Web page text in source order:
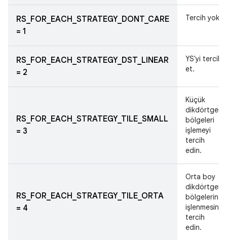
RS_FOR_EACH_STRATEGY_DONT_CARE
= 1
Tercih yok.
RS_FOR_EACH_STRATEGY_DST_LINEAR
= 2
YS'yi tercih
et.
RS_FOR_EACH_STRATEGY_TILE_SMALL
= 3
Küçük
dikdörtgen
bölgeleri
işlemeyi
tercih
edin.
RS_FOR_EACH_STRATEGY_TILE_ORTA
= 4
Orta boy
dikdörtgen
bölgelerin
işlenmesini
tercih
edin.